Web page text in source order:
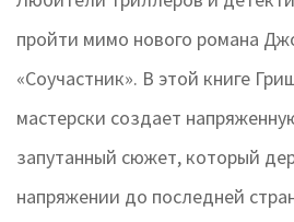
пройти мимо нового романа
«Соучастник». В этой книге
мастерски создает
запутанный сюжет, который
напряжении до последней